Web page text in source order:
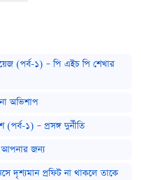
(পর্ব-১) – পি এইচ পি শেখার
অভিশাপ
১) – প্রসঙ্গ দুর্নীতি
আপনার জন্য
দৃশ্যমান প্রফিট না থাকলে তাকে